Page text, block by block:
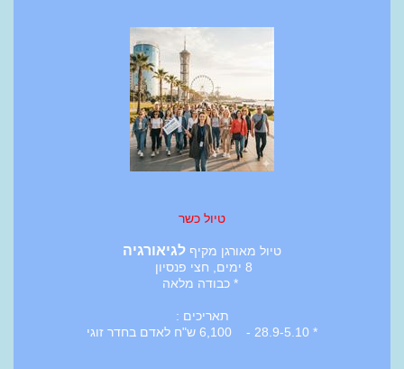
טיול כשר
טיול מאורגן מקיף לגיאורגיה
8 ימים, חצי פנסיון
* כבודה מלאה
תאריכים :
* 28.9-5.10 - 6,100 ש"ח לאדם בחדר זוגי